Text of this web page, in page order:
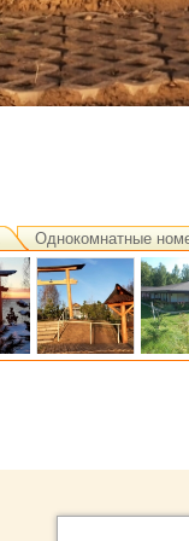
Однокомнатные